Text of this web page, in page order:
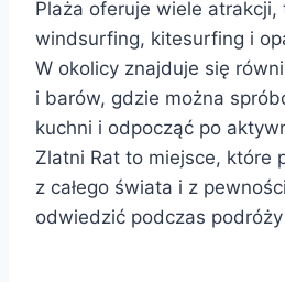
Plaża oferuje wiele atrakcji,
windsurfing, kitesurfing i
W okolicy znajduje się
i barów, gdzie można
kuchni i odpocząć po
Zlatni Rat to miejsce, które
z całego świata i z
odwiedzić podczas